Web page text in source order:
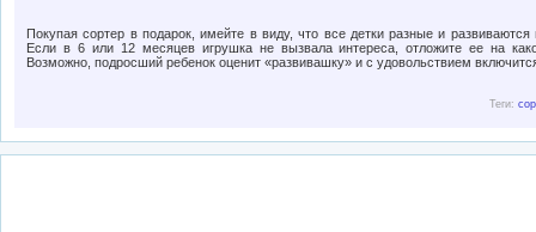
Покупая сортер в подарок, имейте в виду, что все детки разные и
Если в 6 или 12 месяцев игрушка не вызвала интереса, отложите ее на
Возможно, подросший ребенок оценит «развивашку» и с удовольствием
Теги: